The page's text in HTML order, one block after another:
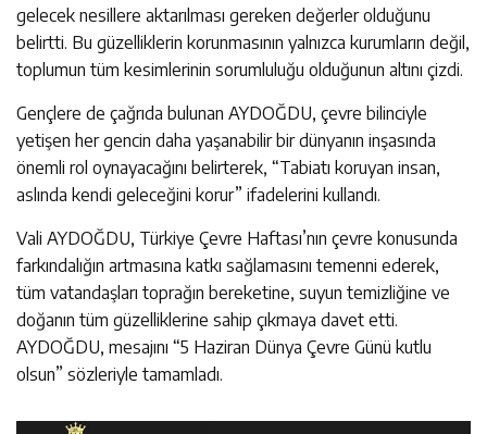
gelecek nesillere aktarılması gereken değerler olduğunu
belirtti. Bu güzelliklerin korunmasının yalnızca kurumların değil,
toplumun tüm kesimlerinin sorumluluğu olduğunun altını çizdi.
Gençlere de çağrıda bulunan AYDOĞDU, çevre bilinciyle
yetişen her gencin daha yaşanabilir bir dünyanın inşasında
önemli rol oynayacağını belirterek, “Tabiatı koruyan insan,
aslında kendi geleceğini korur” ifadelerini kullandı.
Vali AYDOĞDU, Türkiye Çevre Haftası’nın çevre konusunda
farkındalığın artmasına katkı sağlamasını temenni ederek,
tüm vatandaşları toprağın bereketine, suyun temizliğine ve
doğanın tüm güzelliklerine sahip çıkmaya davet etti.
AYDOĞDU, mesajını “5 Haziran Dünya Çevre Günü kutlu
olsun” sözleriyle tamamladı.